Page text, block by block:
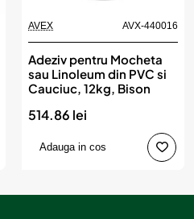
AVEX AVX-440016
Adeziv pentru Mocheta
sau Linoleum din PVC si
Cauciuc, 12kg, Bison
514.86 lei
Adauga in cos